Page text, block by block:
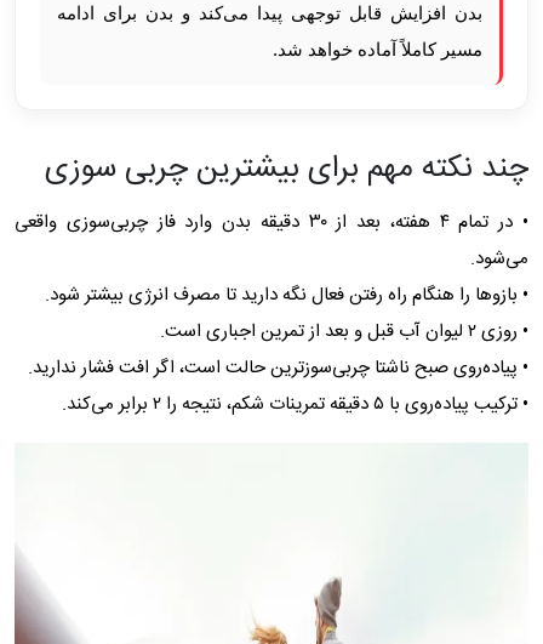
بدن افزایش قابل توجهی پیدا می‌کند و بدن برای ادامه
مسیر کاملاً آماده خواهد شد.
چند نکته مهم برای بیشترین چربی‌ سوزی
• در تمام ۴ هفته، بعد از ۳۰ دقیقه بدن وارد فاز چربی‌سوزی واقعی
می‌شود.
• بازوها را هنگام راه رفتن فعال نگه دارید تا مصرف انرژی بیشتر شود.
• روزی ۲ لیوان آب قبل و بعد از تمرین اجباری است.
• پیاده‌روی صبح ناشتا چربی‌سوزترین حالت است، اگر افت فشار ندارید.
• ترکیب پیاده‌روی با ۵ دقیقه تمرینات شکم، نتیجه را ۲ برابر می‌کند.